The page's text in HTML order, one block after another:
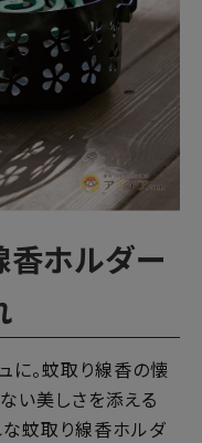
香ホルダー
に。蚊取り線香の懐
い美しさを添える
蚊取り線香ホルダ